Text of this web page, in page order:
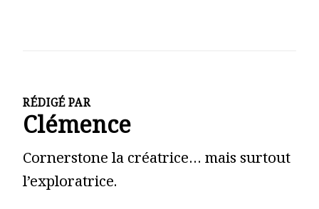
RÉDIGÉ PAR
Clémence
Cornerstone la créatrice… mais surtout
l’exploratrice.